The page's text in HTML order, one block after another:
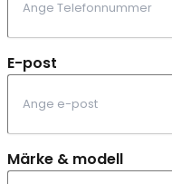
E-post
Märke & modell